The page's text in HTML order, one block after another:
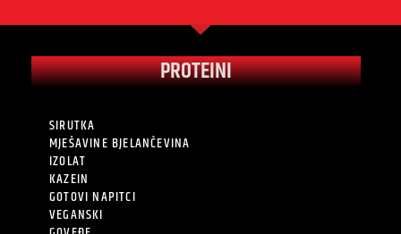
PROTEINI
SIRUTKA
MJEŠAVINE BJELANČEVINA
IZOLAT
KAZEIN
GOTOVI NAPITCI
VEGANSKI